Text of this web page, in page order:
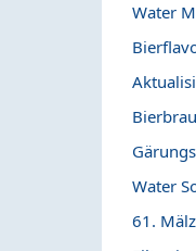
Water
Water
61.